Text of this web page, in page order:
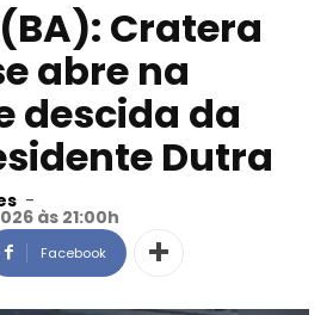
Cratera
abre na
descida da
Dutra
-
às 21:00h
Facebook